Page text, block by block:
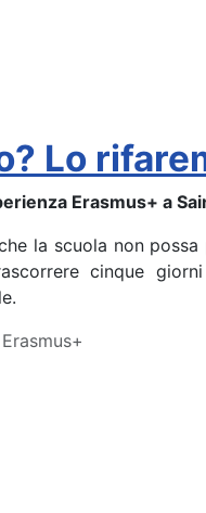
Lo
Erasmus+ a
la scuola non
cinque
Erasmus+